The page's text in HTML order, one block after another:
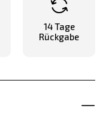
14 Tage
Rückgabe